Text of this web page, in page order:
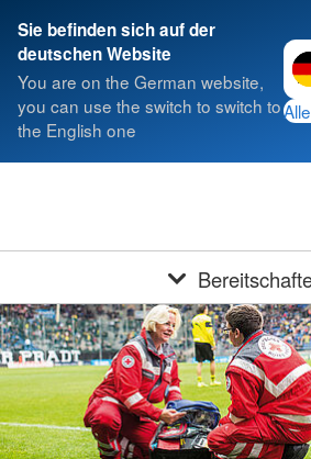
Sie befinden sich auf der
deutschen Website
You are on the German website,
you can use the switch to switch to
the English one